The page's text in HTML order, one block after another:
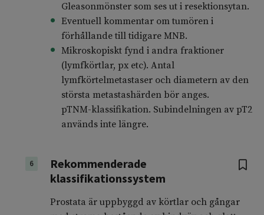
Gleasonmönster som ses ut i resektionsytan.
Eventuell kommentar om tumören i
förhållande till tidigare MNB.
Mikroskopiskt fynd i andra fraktioner
(lymfkörtlar, px etc). Antal
lymfkörtelmetastaser och diametern av den
största metastashärden bör anges.
pTNM-klassifikation. Subindelningen av pT2
används inte längre.
6
Rekommenderade
klassifikationssystem
Prostata är uppbyggd av körtlar och gångar